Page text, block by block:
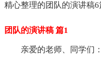
精心整理的团队的演讲稿6
团队的演讲稿 篇1
亲爱的老师、同学们：